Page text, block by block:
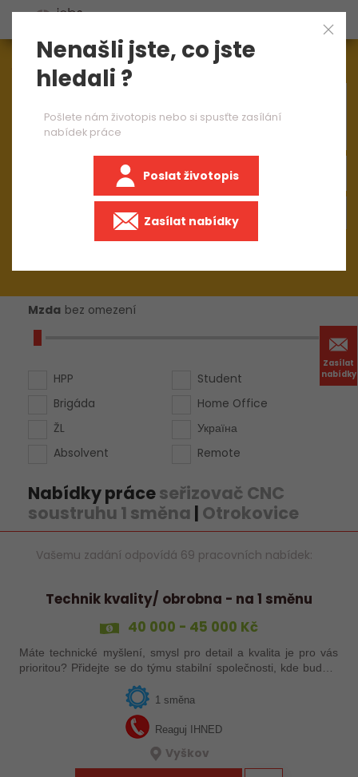
Zasílat
nabídky
Aktuálně1548nabídek práce
Mzda bez omezení
HPP
Brigáda
ŽL
Absolvent
Student
Home Office
Україна
Remote
Nabídky práceseřizovač CNC
soustruhu 1 směna | Otrokovice
Vašemu zadání odpovídá 69 pracovních nabídek:
Technik kvality/ obrobna - na 1 směnu
40 000 - 45 000 Kč
Máte technické myšlení, smysl pro detail a kvalita je pro vás
prioritou? Přidejte se do týmu stabilní společnosti, kde budete
mít možnost podílet se na zajištění kvality výroby a
1 směna
Reaguj IHNED
Vyškov
Nenašli jste, co jste
hledali ?
Pošlete nám životopis nebo si spusťte zasílání
nabídek práce
Poslat životopis
Zasílat nabídky